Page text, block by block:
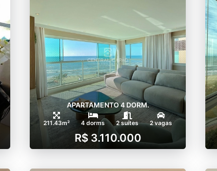
APARTAMENTO 4 DORM.
211.43m² 4 dorms 2 suítes 2 vagas
R$ 3.110.000